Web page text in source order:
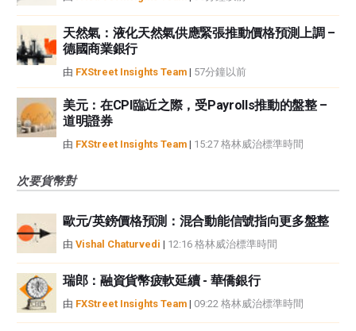
天然氣：液化天然氣供應緊張推動價格預測上調 –
德國商業銀行
由 FXStreet Insights Team | 57分鐘以前
美元：在CPI臨近之際，受Payrolls推動的盤整 –
道明證券
由 FXStreet Insights Team | 15:27 格林威治標準時間
次要貨幣對
歐元/英鎊價格預測：混合動能信號指向更多盤整
由 Vishal Chaturvedi | 12:16 格林威治標準時間
瑞郎：融資貨幣疲軟延續 - 華僑銀行
由 FXStreet Insights Team | 09:22 格林威治標準時間